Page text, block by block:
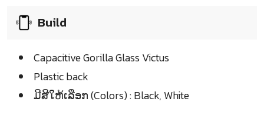
Build
Capacitive Gorilla Glass Victus
Plastic back
ມີສີໃຫ້ເລືອກ (Colors) : Black, White